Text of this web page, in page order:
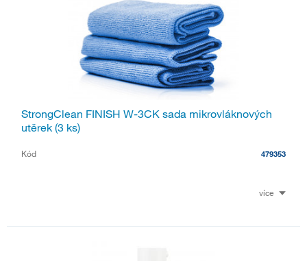
StrongClean FINISH W-3CK sada mikrovláknových
utěrek (3 ks)
Kód 479353
více